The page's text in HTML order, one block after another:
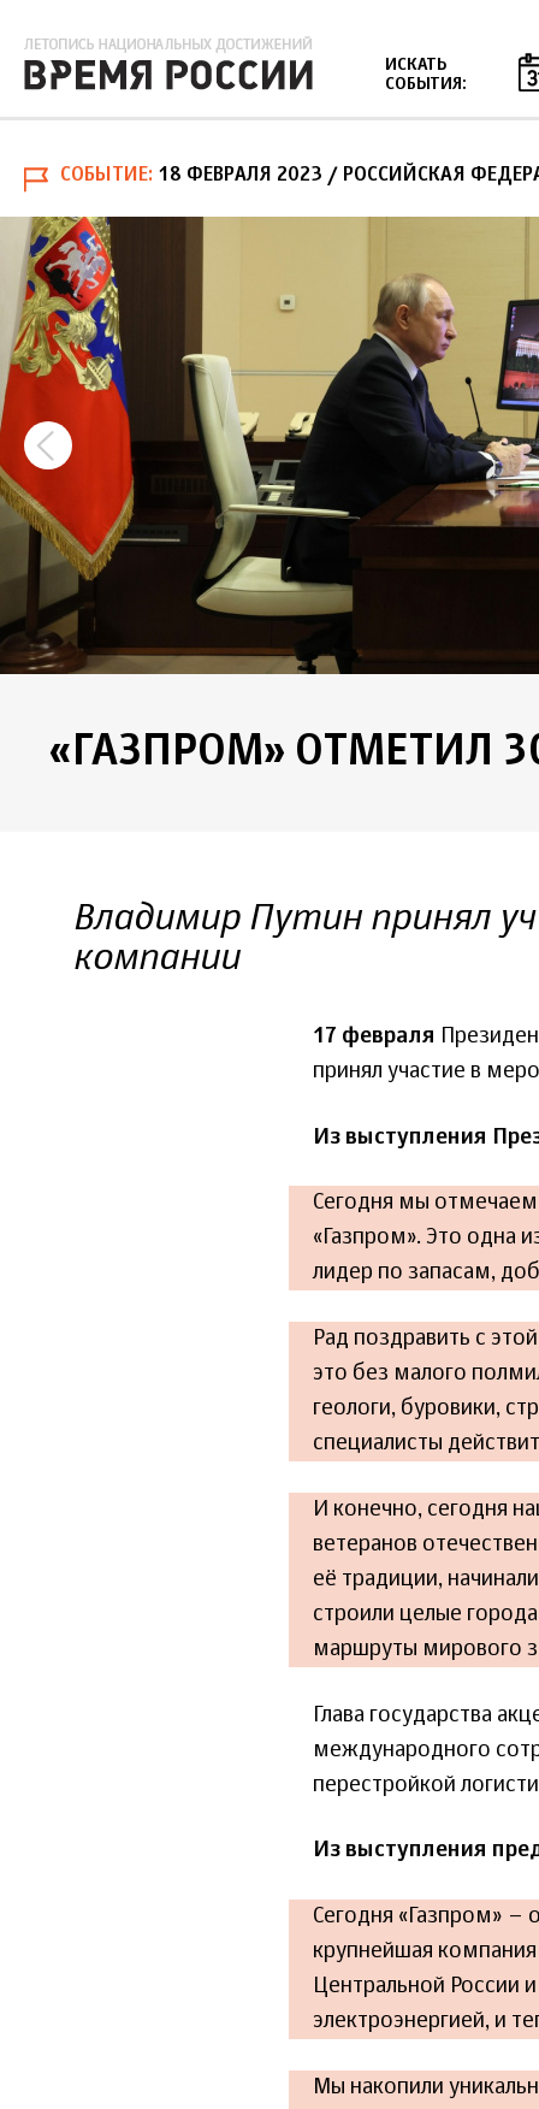
ИСКАТЬ
СОБЫТИЯ:
СОБЫТИЕ 18 ФЕВРАЛЯ 2023 / РОССИЙСКАЯ
«ГАЗПРОМ» ОТМЕТИЛ
Владимир Путин принял
компании
17 февраля
принял участие в
Из выступления
Сегодня мы
«Газпром». Это одна
лидер по запасам,
Рад поздравить с
это без малого
геологи, буровики,
специалисты
И конечно, сегодня
ветеранов
её традиции,
строили целые
маршруты мирового
Глава государства
международного
перестройкой
Из выступления
Сегодня «Газпром» –
крупнейшая
Центральной России
электроэнергией, и
Мы накопили